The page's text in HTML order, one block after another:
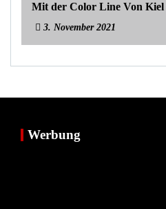
Mit der Color Line Von Kiel
3. November 2021
Werbung